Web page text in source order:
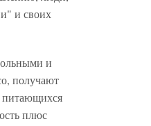
и своих
и
получают
питающихся
плюс